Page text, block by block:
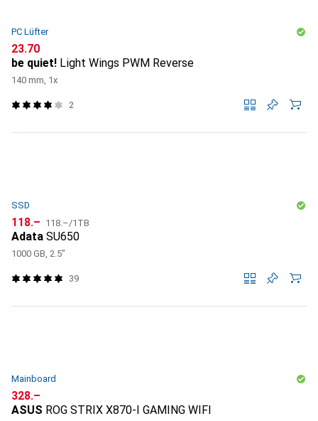
PC Lüfter
CHF
23.70
be quiet! Light Wings PWM Reverse
140 mm, 1x
2
SSD
CHF
118.– CHF
118.–/1TB
Adata SU650
1000 GB, 2.5"
39
Mainboard
CHF
328.–
ASUS ROG STRIX X870-I GAMING WIFI